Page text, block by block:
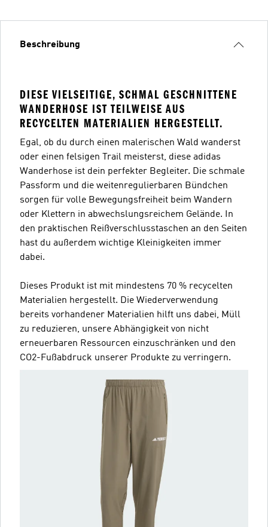
Beschreibung
DIESE VIELSEITIGE, SCHMAL GESCHNITTENE
WANDERHOSE IST TEILWEISE AUS
RECYCELTEN MATERIALIEN HERGESTELLT.
Egal, ob du durch einen malerischen Wald wanderst
oder einen felsigen Trail meisterst, diese adidas
Wanderhose ist dein perfekter Begleiter. Die schmale
Passform und die weitenregulierbaren Bündchen
sorgen für volle Bewegungsfreiheit beim Wandern
oder Klettern in abwechslungsreichem Gelände. In
den praktischen Reißverschlusstaschen an den Seiten
hast du außerdem wichtige Kleinigkeiten immer
dabei.
Dieses Produkt ist mit mindestens 70 % recycelten
Materialien hergestellt. Die Wiederverwendung
bereits vorhandener Materialien hilft uns dabei, Müll
zu reduzieren, unsere Abhängigkeit von nicht
erneuerbaren Ressourcen einzuschränken und den
CO2-Fußabdruck unserer Produkte zu verringern.